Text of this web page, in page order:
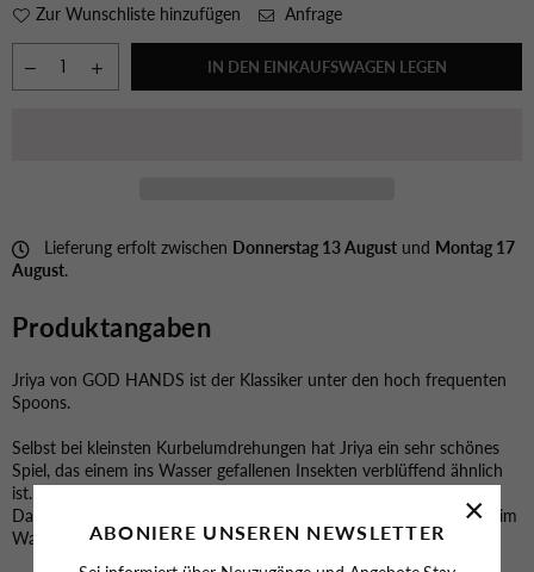
ABONIERE UNSEREN NEWSLETTER
×
Zur Wunschliste hinzufügen Anfrage
IN DEN EINKAUFSWAGEN LEGEN
Lieferung erfolt zwischen Donnerstag 13 August und Montag 17
August.
Produktangaben
Jriya von GOD HANDS ist der Klassiker unter den hoch frequenten
Spoons.
Selbst bei kleinsten Kurbelumdrehungen hat Jriya ein sehr schönes
Spiel, das einem ins Wasser gefallenen Insekten verblüffend ähnlich
ist.
Das provoziert insbesondere passive Fische, die still und kaltblütig im
Wasser auf Opfer lauern.